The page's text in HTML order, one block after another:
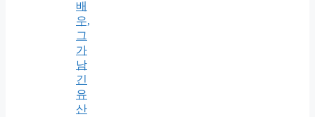
배
우,
그
가
남
긴
유
산